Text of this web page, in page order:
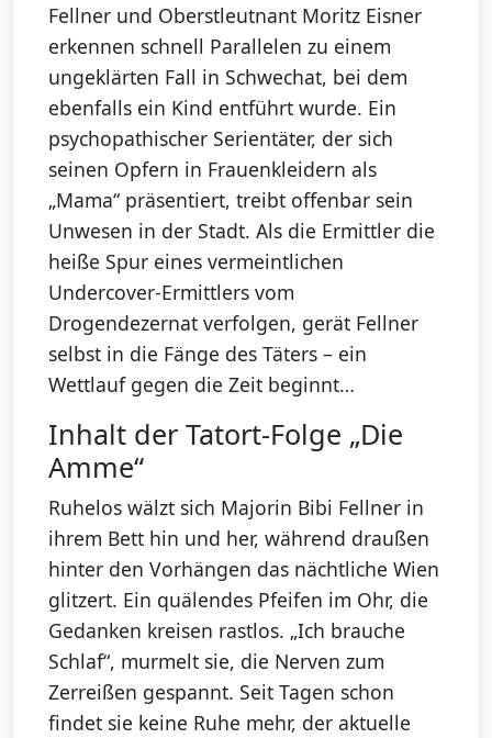
Fellner und Oberstleutnant Moritz Eisner
erkennen schnell Parallelen zu einem
ungeklärten Fall in Schwechat, bei dem
ebenfalls ein Kind entführt wurde. Ein
psychopathischer Serientäter, der sich
seinen Opfern in Frauenkleidern als
„Mama“ präsentiert, treibt offenbar sein
Unwesen in der Stadt. Als die Ermittler die
heiße Spur eines vermeintlichen
Undercover-Ermittlers vom
Drogendezernat verfolgen, gerät Fellner
selbst in die Fänge des Täters – ein
Wettlauf gegen die Zeit beginnt…
Inhalt der Tatort-Folge „Die
Amme“
Ruhelos wälzt sich Majorin Bibi Fellner in
ihrem Bett hin und her, während draußen
hinter den Vorhängen das nächtliche Wien
glitzert. Ein quälendes Pfeifen im Ohr, die
Gedanken kreisen rastlos. „Ich brauche
Schlaf“, murmelt sie, die Nerven zum
Zerreißen gespannt. Seit Tagen schon
findet sie keine Ruhe mehr, der aktuelle